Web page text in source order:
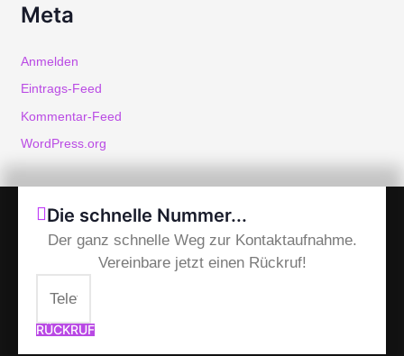
Meta
Anmelden
Eintrags-Feed
Kommentar-Feed
WordPress.org
Die schnelle Nummer...
Der ganz schnelle Weg zur Kontaktaufnahme.
Vereinbare jetzt einen Rückruf!
RÜCKRUF